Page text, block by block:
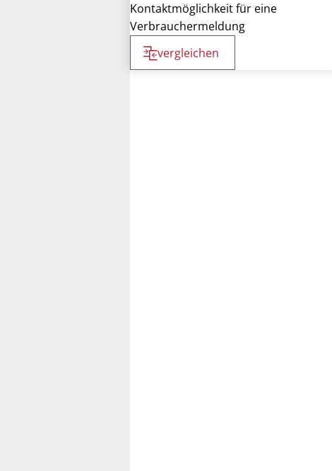
Kontaktmöglichkeit für eine
Verbrauchermeldung
vergleichen